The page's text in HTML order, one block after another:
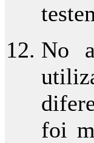
No
foi